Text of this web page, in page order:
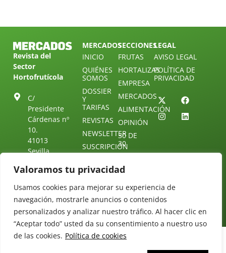
Valoramos tu privacidad
Usamos cookies para mejorar su experiencia de
navegación, mostrarle anuncios o contenidos
personalizados y analizar nuestro tráfico. Al hacer clic en
“Aceptar todo” usted da su consentimiento a nuestro uso
de las cookies. Política de cookies
Revista del
Sector
Hortofrutícola
C/
Presidente
Cárdenas nº
10.
41013
Sevilla.
Tel: (+34) 954
25 88 51
redaccion@revistamercados.com
MERCADOS
INICIO
QUIÉNES
SOMOS
DOSSIER
Y
TARIFAS
REVISTAS
NEWSLETTER
SUSCRIPCIÓN
NUESTRO
TELEGRAM
CONTACTO
SECCIONES
FRUTAS
HORTALIZAS
EMPRESA
MERCADOS
ALIMENTACIÓN
OPINIÓN
30 DE
30
LEGAL
AVISO LEGAL
POLÍTICA DE
PRIVACIDAD